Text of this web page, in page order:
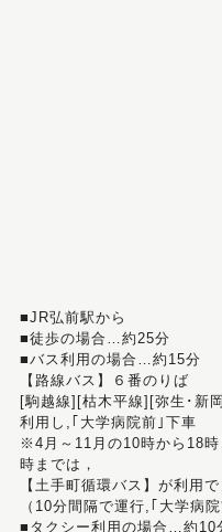
■JR弘前駅から
■徒歩の場合…約25分
■バス利用の場合…約15分
【路線バス】６番のりば
[駒越線][枯木平線][弥生･新
利用し,｢大学病院前｣下車
※4月～11月の10時から18
時までは，
【土手町循環バス】が利用で
（10分間隔で運行,｢大学病院
■タクシー利用の場合…約10